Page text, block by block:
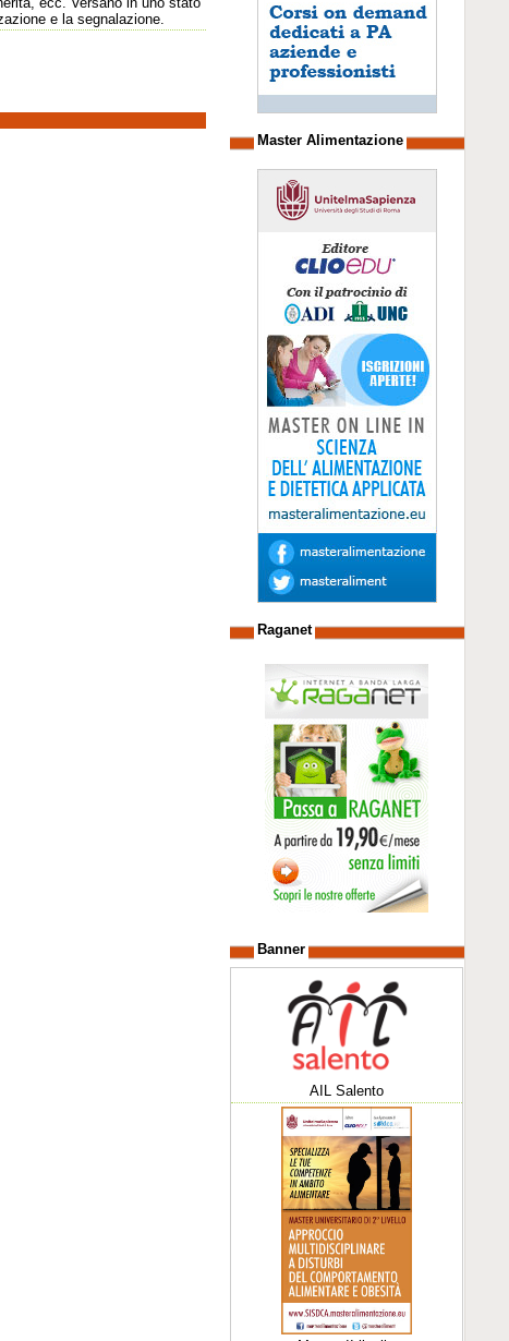
e la segnalazione.
Master Alimentazione
Raganet
Banner
AIL Salento